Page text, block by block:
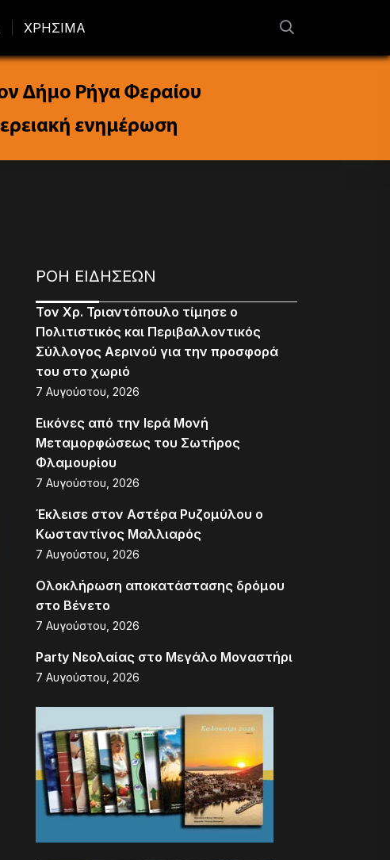
ΧΡΗΣΙΜΑ
ΡΟΗ ΕΙΔΗΣΕΩΝ
Τον Χρ. Τριαντόπουλο τίμησε ο
Πολιτιστικός και Περιβαλλοντικός
Σύλλογος Αερινού για την προσφορά
του στο χωριό
7 Αυγούστου, 2026
Εικόνες από την Ιερά Μονή
Μεταμορφώσεως του Σωτήρος
Φλαμουρίου
7 Αυγούστου, 2026
Έκλεισε στον Αστέρα Ρυζομύλου ο
Κωσταντίνος Μαλλιαρός
7 Αυγούστου, 2026
Ολοκλήρωση αποκατάστασης δρόμου
στο Βένετο
7 Αυγούστου, 2026
Party Νεολαίας στο Μεγάλο Μοναστήρι
7 Αυγούστου, 2026